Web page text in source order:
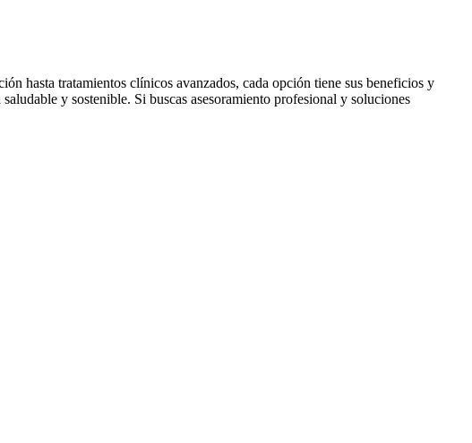
hasta tratamientos clínicos avanzados, cada opción tiene sus beneficios y
y sostenible. Si buscas asesoramiento profesional y soluciones